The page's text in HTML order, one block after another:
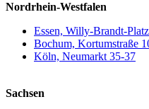
Nordrhein-Westfalen
Essen, Willy-Brandt-
Bochum, Kortumstraße
Köln, Neumarkt 35-37
Sachsen